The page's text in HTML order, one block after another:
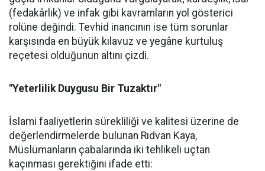
(fedakârlık) ve infak gibi kavramların yol gösterici
rolüne değindi. Tevhid inancının ise tüm sorunlar
karşısında en büyük kılavuz ve yegâne kurtuluş
reçetesi olduğunun altını çizdi.
"Yeterlilik Duygusu Bir Tuzaktır"
İslami faaliyetlerin sürekliliği ve kalitesi üzerine de
değerlendirmelerde bulunan Rıdvan Kaya,
Müslümanların çabalarında iki tehlikeli uçtan
kaçınması gerektiğini ifade etti: